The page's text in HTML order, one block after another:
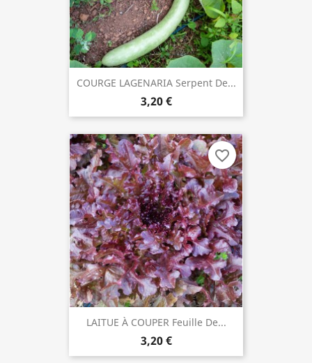
COURGE LAGENARIA Serpent De...
3,20 €
LAITUE À COUPER Feuille De...
3,20 €
favorite_border